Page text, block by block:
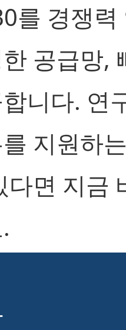
를 경쟁력
공급망,
니다. 연
지원하
다면 지금